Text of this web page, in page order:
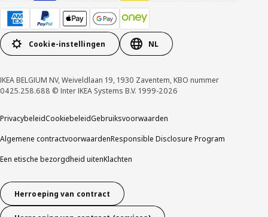
Cookie-instellingen NL
IKEA BELGIUM NV, Weiveldlaan 19, 1930 Zaventem, KBO nummer
0425.258.688 © Inter IKEA Systems B.V. 1999-2026
PrivacybeleidCookiebeleidGebruiksvoorwaarden
Algemene contractvoorwaardenResponsible Disclosure Program
Een etische bezorgdheid uitenKlachten
Herroeping van contract